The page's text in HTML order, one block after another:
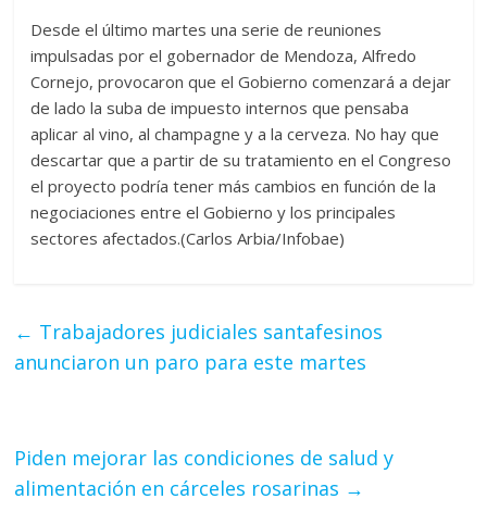
Desde el último martes una serie de reuniones
impulsadas por el gobernador de Mendoza, Alfredo
Cornejo, provocaron que el Gobierno comenzará a dejar
de lado la suba de impuesto internos que pensaba
aplicar al vino, al champagne y a la cerveza. No hay que
descartar que a partir de su tratamiento en el Congreso
el proyecto podría tener más cambios en función de la
negociaciones entre el Gobierno y los principales
sectores afectados.(Carlos Arbia/Infobae)
← Trabajadores judiciales santafesinos
anunciaron un paro para este martes
Piden mejorar las condiciones de salud y
alimentación en cárceles rosarinas →